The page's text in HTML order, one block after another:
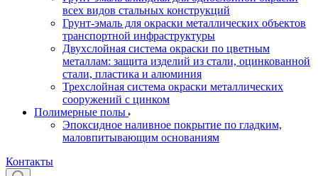
всех видов стальных конструкций
Грунт-эмаль для окраски металлических объектов
транспортной инфраструктуры
Двухслойная система окраски по цветным
металлам: защита изделий из стали, оцинкованной
стали, пластика и алюминия
Трехслойная система окраски металлических
сооружений с цинком
Полимерные полы
Эпоксидное наливное покрытие по гладким,
маловпитывающим основаниям
Контакты